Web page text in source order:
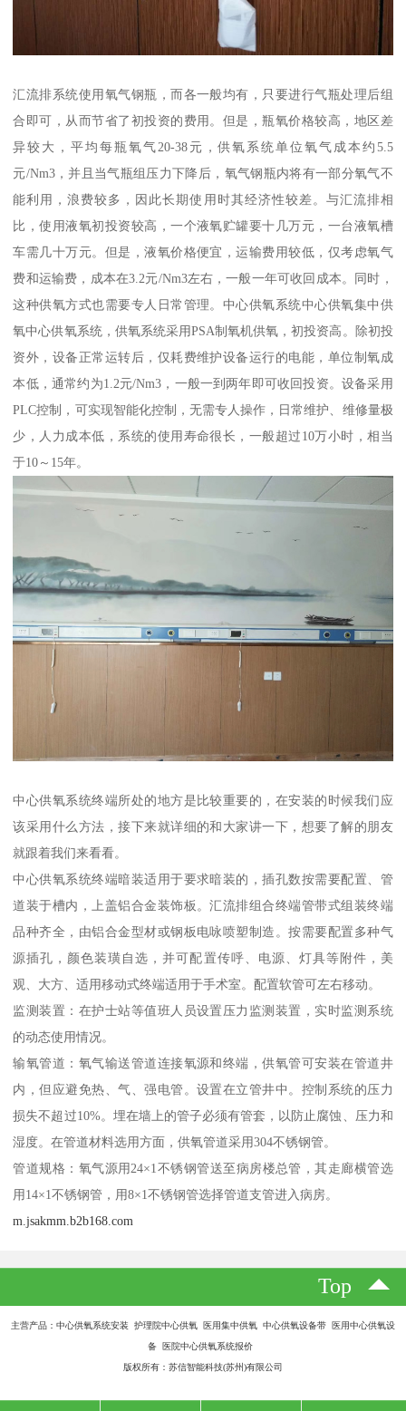
汇流排系统使用氧气钢瓶，而各一般均有，只要进行气瓶处理后组
合即可，从而节省了初投资的费用。但是，瓶氧价格较高，地区差
异较大，平均每瓶氧气20-38元，供氧系统单位氧气成本约5.5
元/Nm3，并且当气瓶组压力下降后，氧气钢瓶内将有一部分氧气不
能利用，浪费较多，因此长期使用时其经济性较差。与汇流排相
比，使用液氧初投资较高，一个液氧贮罐要十几万元，一台液氧槽
车需几十万元。但是，液氧价格便宜，运输费用较低，仅考虑氧气
费和运输费，成本在3.2元/Nm3左右，一般一年可收回成本。同时，
这种供氧方式也需要专人日常管理。中心供氧系统中心供氧集中供
氧中心供氧系统，供氧系统采用PSA制氧机供氧，初投资高。除初投
资外，设备正常运转后，仅耗费维护设备运行的电能，单位制氧成
本低，通常约为1.2元/Nm3，一般一到两年即可收回投资。设备采用
PLC控制，可实现智能化控制，无需专人操作，日常维护、维修量极
少，人力成本低，系统的使用寿命很长，一般超过10万小时，相当
于10～15年。
中心供氧系统终端所处的地方是比较重要的，在安装的时候我们应
该采用什么方法，接下来就详细的和大家讲一下，想要了解的朋友
就跟着我们来看看。
中心供氧系统终端暗装适用于要求暗装的，插孔数按需要配置、管
道装于槽内，上盖铝合金装饰板。汇流排组合终端管带式组装终端
品种齐全，由铝合金型材或钢板电咏喷塑制造。按需要配置多种气
源插孔，颜色装璜自选，并可配置传呼、电源、灯具等附件，美
观、大方、适用移动式终端适用于手术室。配置软管可左右移动。
监测装置：在护士站等值班人员设置压力监测装置，实时监测系统
的动态使用情况。
输氧管道：氧气输送管道连接氧源和终端，供氧管可安装在管道井
内，但应避免热、气、强电管。设置在立管井中。控制系统的压力
损失不超过10%。埋在墙上的管子必须有管套，以防止腐蚀、压力和
湿度。在管道材料选用方面，供氧管道采用304不锈钢管。
管道规格：氧气源用24×1不锈钢管送至病房楼总管，其走廊横管选
用14×1不锈钢管，用8×1不锈钢管选择管道支管进入病房。
m.jsakmm.b2b168.com
Top
主营产品：中心供氧系统安装 护理院中心供氧 医用集中供氧 中心供氧设备带 医用中心供氧设
备 医院中心供氧系统报价
版权所有：苏信智能科技(苏州)有限公司